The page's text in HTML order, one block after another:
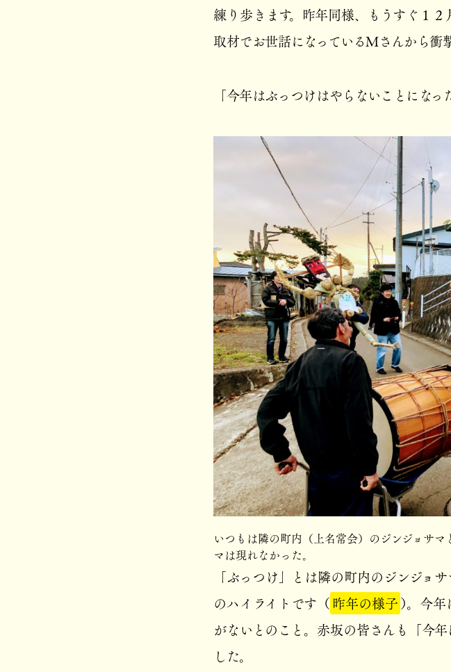
練り歩きます。昨年同様、もうすぐ１
取材でお世話になっているＭさんから衝
「今年はぶっつけはやらないことになっ
いつもは隣の町内（上名常会）のジンジョサ
マは現れなかった。
「ぶっつけ」とは隣の町内のジンジョ
のハイライトです（昨年の様子）。今
がないとのこと。赤坂の皆さんも「今
した。